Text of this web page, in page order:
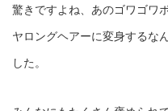
驚きですよね、あのゴワゴワ
ヤロングヘアーに変身するな
した。